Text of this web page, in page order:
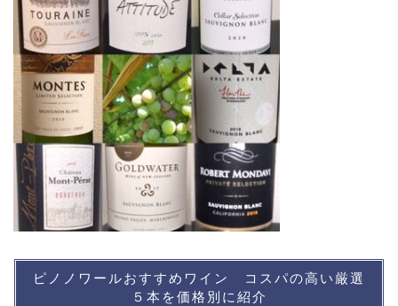
ピノノワールおすすめワイン コスパの高い厳選
５本を価格別に紹介